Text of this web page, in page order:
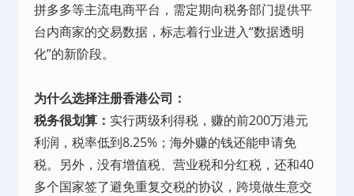
拼多多等主流电商平台，需定期向税务部门提供平
台内商家的交易数据，标志着行业进入“数据透明
化”的新阶段。
为什么选择注册香港公司：
税务很划算： 实行两级利得税，赚的前200万港元
利润，税率低到8.25%；海外赚的钱还能申请免
税。另外，没有增值税、营业税和分红税，还和40
多个国家签了避免重复交税的协议，跨境做生意交